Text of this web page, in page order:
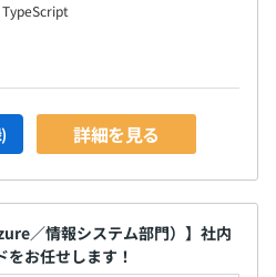
TypeScript
詳細を見る
／情報システム部門）】社内
お任せします！